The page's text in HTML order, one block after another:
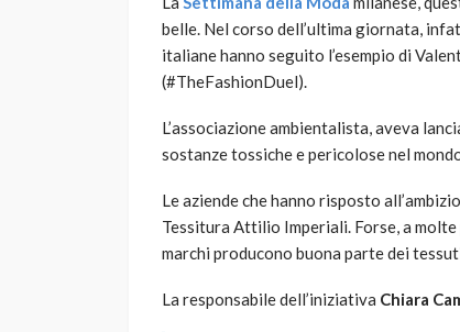
belle. Nel corso dell’ultima giornata,
italiane hanno seguito l’esempio di
(#TheFashionDuel).
L’associazione ambientalista, aveva
sostanze tossiche e pericolose nel
Le aziende che hanno risposto
Tessitura Attilio Imperiali. Forse, a
marchi producono buona parte dei
La responsabile dell’iniziativa Chiara
VARIE
Robot
god 1 anno ago